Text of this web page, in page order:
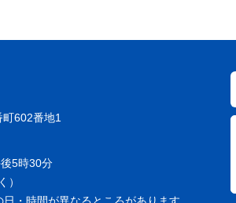
602番地1
5時30分
）
・時間が異なるところがあります。